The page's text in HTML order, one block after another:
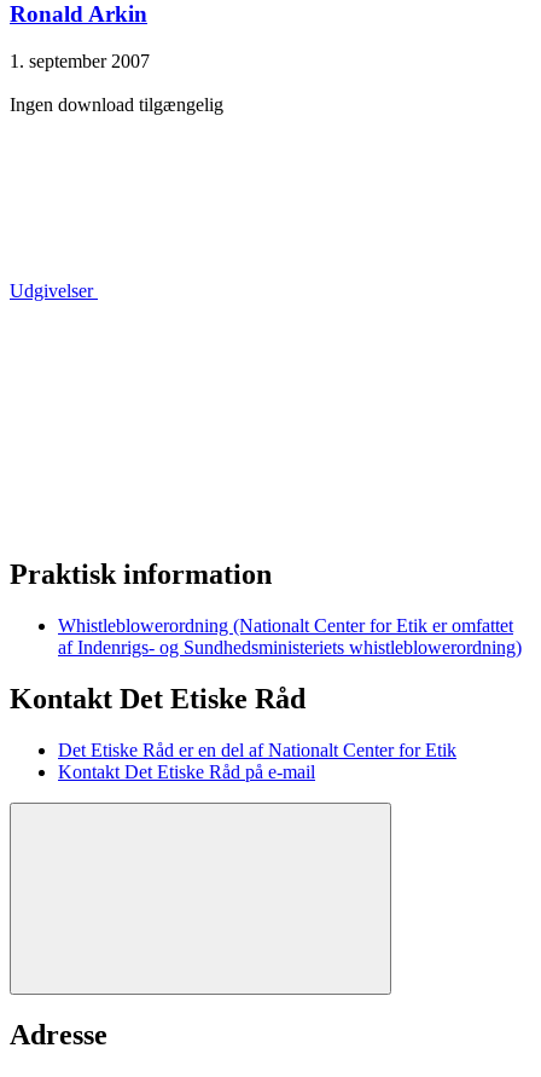
Ronald Arkin
1. september 2007
Ingen download tilgængelig
Udgivelser
Praktisk information
Whistleblowerordning (Nationalt Center for Etik er omfattet
af Indenrigs- og Sundhedsministeriets whistleblowerordning)
Kontakt Det Etiske Råd
Det Etiske Råd er en del af Nationalt Center for Etik
Kontakt Det Etiske Råd på e-mail
Adresse